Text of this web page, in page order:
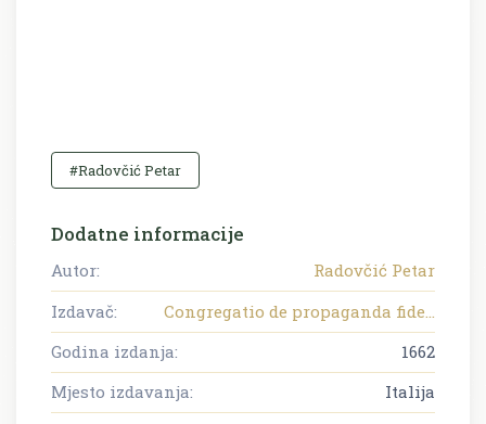
#Radovčić Petar
Dodatne informacije
Autor:
Radovčić Petar
Izdavač:
Congregatio de propaganda fide...
Godina izdanja:
1662
Mjesto izdavanja:
Italija